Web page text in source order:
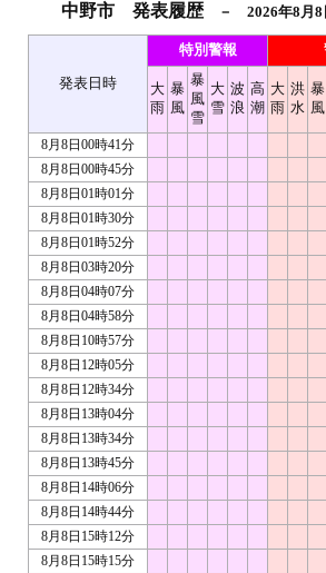
中野市 発表履歴－ 2026年8月8
発表日時
特別警報
大
雨
暴
風
暴
風
雪
大
雪
波
浪
高
潮
大
雨
洪
水
暴
風
8月8日00時41分
8月8日00時45分
8月8日01時01分
8月8日01時30分
8月8日01時52分
8月8日03時20分
8月8日04時07分
8月8日04時58分
8月8日10時57分
8月8日12時05分
8月8日12時34分
8月8日13時04分
8月8日13時34分
8月8日13時45分
8月8日14時06分
8月8日14時44分
8月8日15時12分
8月8日15時15分